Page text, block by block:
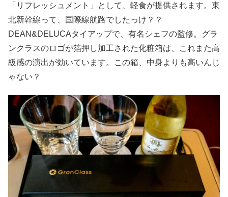
「リフレッシュメント」として、軽食が提供されます。東
北新幹線って、国際線航路でしたっけ？？
DEAN&DELUCAタイアップで、有名シェフの監修。グラ
ンクラスのロゴが箔押し加工された化粧箱は、これまた高
級感の演出が効いています。この箱、中身よりも高いんじ
ゃない？